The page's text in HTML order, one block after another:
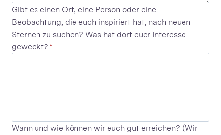
Gibt es einen Ort, eine Person oder eine
Beobachtung, die euch inspiriert hat, nach neuen
Sternen zu suchen? Was hat dort euer Interesse
geweckt? *
Wann und wie können wir euch gut erreichen? (Wir